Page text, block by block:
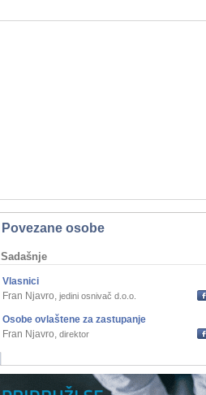
Povezane osobe
Sadašnje
Vlasnici
Fran Njavro, jedini osnivač d.o.o.
Osobe ovlaštene za zastupanje
Fran Njavro, direktor